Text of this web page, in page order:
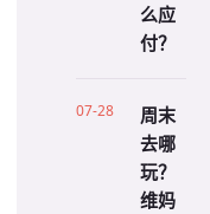
么应
付？
07-28
周末
去哪
玩？
维妈